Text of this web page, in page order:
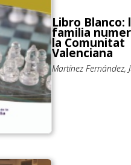
Libro Blanco:
familia
la Comunitat
Valenciana
Martínez Fernández,